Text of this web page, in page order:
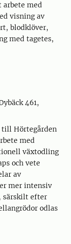
arbete med
visning av
blodklöver,
med tagetes,
461,
till Hörtegården
med
växtodling
och vete
av
mer intensiv
särskilt efter
odlas